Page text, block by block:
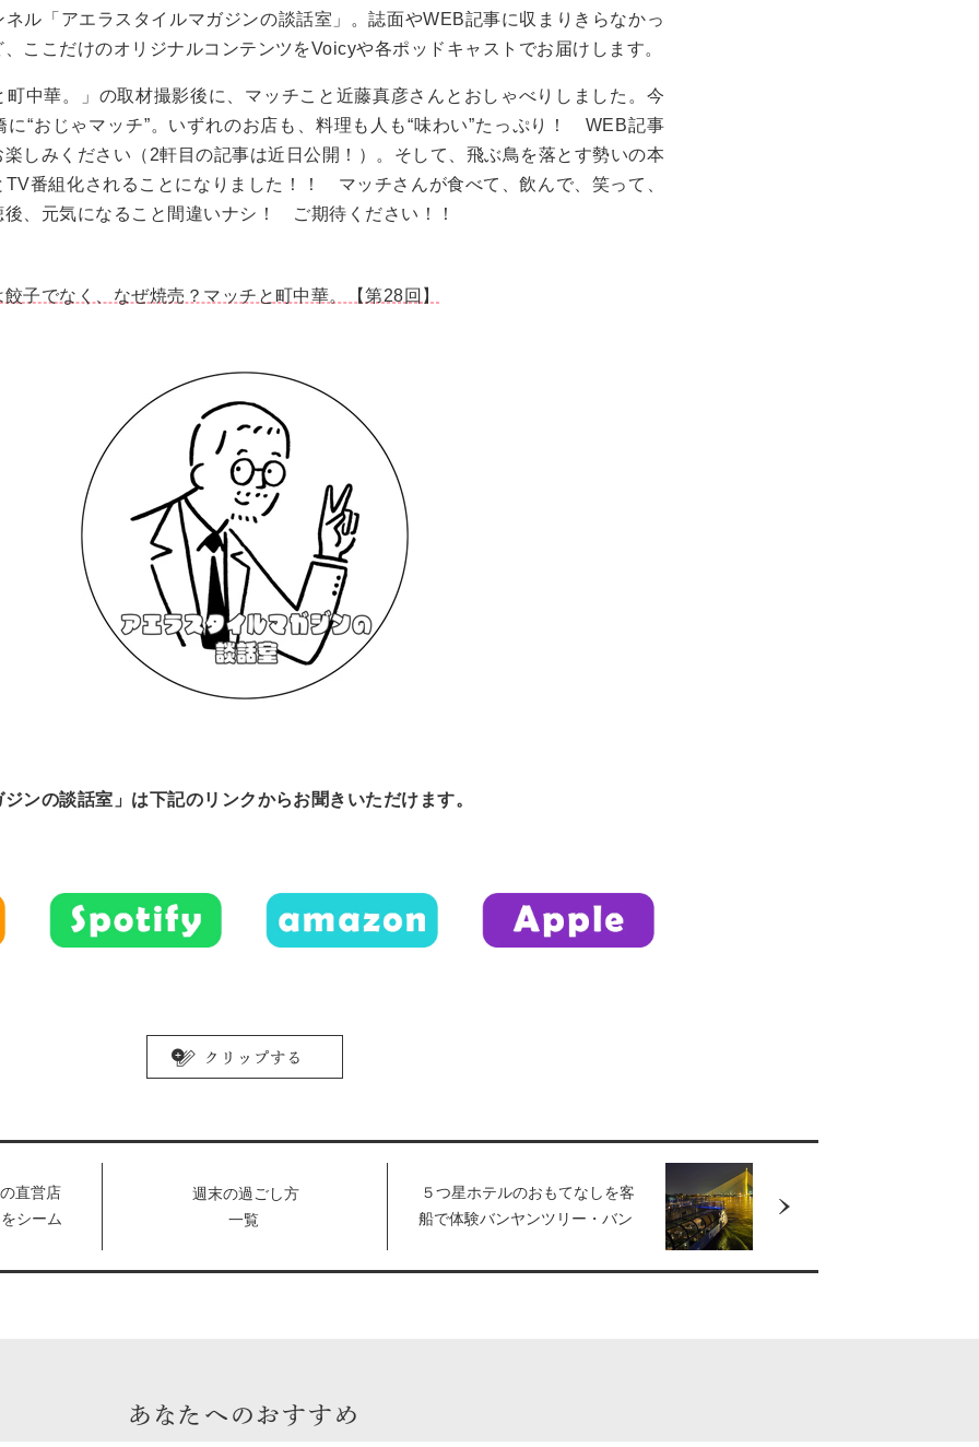
ネル 「アエラスタイルマガジンの談話室」
。誌面やWEB記事に収まりきらなかっ
ここだけのオリジナルコンテンツをVoicyや各ポッドキャストでお届けします。
町中華。」の取材撮影後に、マッチこと近藤真彦さんとおしゃべりしました。今
に“おじゃマッチ”。いずれのお店も、料理も人も“味わい”たっぷり！ WEB記事
しみください（2軒目の記事は近日公開！）。そして、飛ぶ鳥を落とす勢いの本
TV番組化されることになりました！！ マッチさんが食べて、飲んで、笑って、
、元気になること間違いナシ！ ご期待ください！！
子でなく、なぜ焼売？マッチと町中華。【第28回】
ンの談話室」は下記のリンクからお聞きいただけます。
直営店
シーム
テムも
週末の過ごし方
一覧
５つ星ホテルのおもてなしを客
船で体験バンヤンツリー・バン
あなたへのおすすめ